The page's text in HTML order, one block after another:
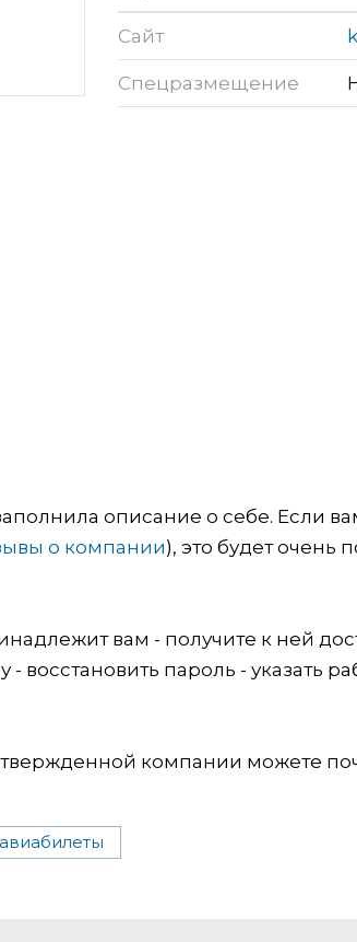
Сайт
Спецразмещение
описание о себе. Если
о компании), это будет очень
вам - получите к ней
- восстановить пароль - указать
компании можете